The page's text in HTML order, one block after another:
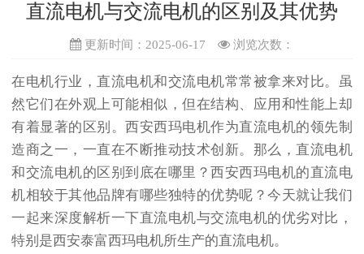
直流电机与交流电机的区别及其优势
更新时间：2025-06-17 浏览次数：
在电机行业， 直流电机和交流电机常常被拿来对比。虽
然它们在外观上可能相似，但在结构、应用和性能上却
有着显著的区别。西安西玛电机作为直流电机的领先制
造商之一，一直在不断推动技术创新。那么，直流电机
和交流电机的区别到底在哪里？西安西玛电机的直流电
机相较于其他品牌有哪些独特的优势呢？今天就让我们
一起来深度解析一下直流电机与交流电机的优劣对比，
特别是西安泰富西玛电机所生产的直流电机。